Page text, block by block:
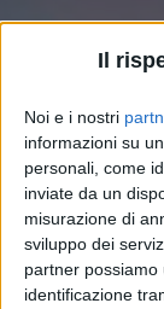
Il
Noi e i nostri
informazioni su
personali, come
inviate da un
misurazione di
sviluppo dei
partner possiamo
identificazione